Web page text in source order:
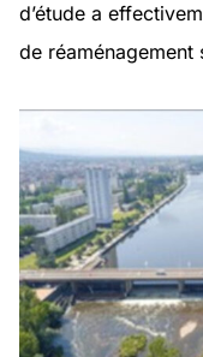
d’étude a
de réaménagement